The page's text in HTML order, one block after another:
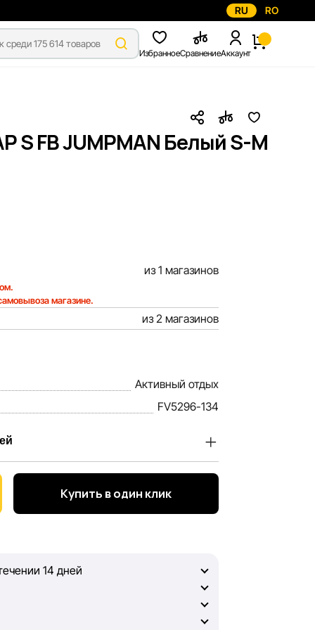
RU RO
ИзбранноеСравнениеАккаунт
S FB JUMPMAN Белый S-M
из 1 магазинов
магазине.
из 2 магазинов
Активный отдых
FV5296-134
ценим доверие наших покупателей.
информация о товарах и услугах,
полной, объективной и актуальной.
Sportlandia не может гарантировать
на сайте, ввиду возможных
не отвечаем за содержание и
ресурсах, ссылки на которые могут
Купить в один клик
14 дней